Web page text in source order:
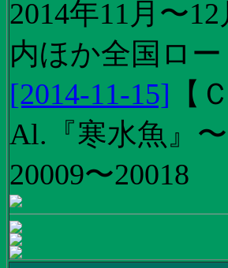
2014年11月〜
内ほか全国ロ
[2014-11-15] 【
Al.『寒水魚』
20009〜20018